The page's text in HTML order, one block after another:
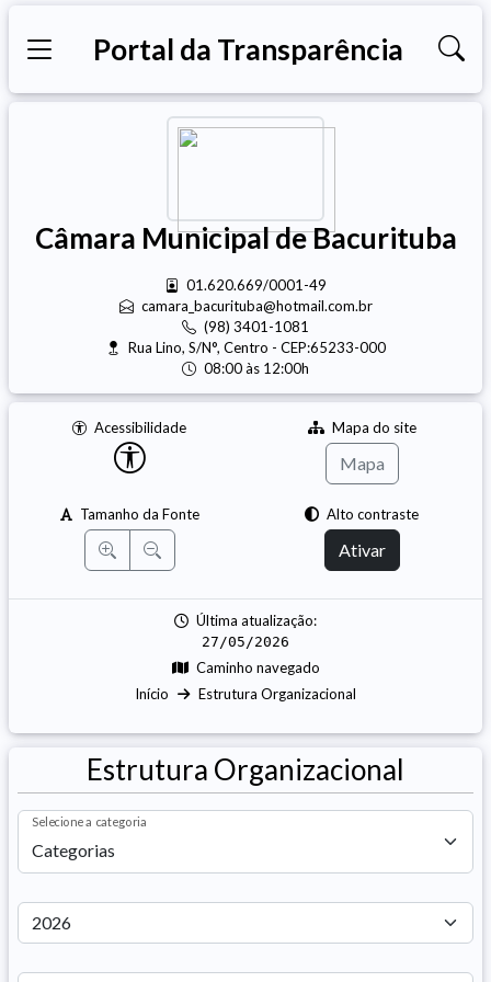
Portal da Transparência
Câmara Municipal de Bacurituba
01.620.669/0001-49
camara_bacurituba@hotmail.com.br
(98) 3401-1081
Rua Lino, S/N°, Centro - CEP:65233-000
08:00 às 12:00h
Acessibilidade Mapa do site
Mapa
Tamanho da Fonte Alto contraste
Ativar
Última atualização:
27/05/2026
Caminho navegado
Início
Estrutura Organizacional
Estrutura Organizacional
Selecione a categoria